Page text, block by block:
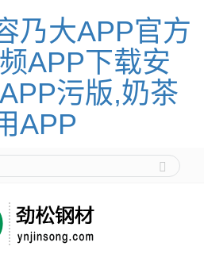
乃大APP官方
APP下载安
污版,奶茶
APP